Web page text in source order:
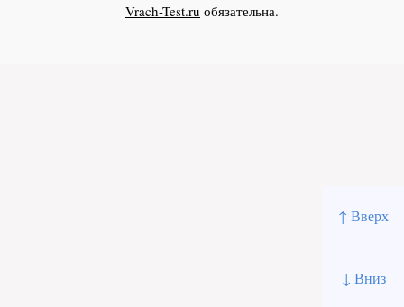
↑ Вверх
↓ Вниз
Vrach-Test.ru обязательна.